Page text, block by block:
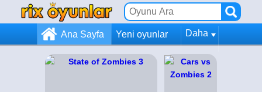
Ana Sayfa Yeni oyunlar Daha